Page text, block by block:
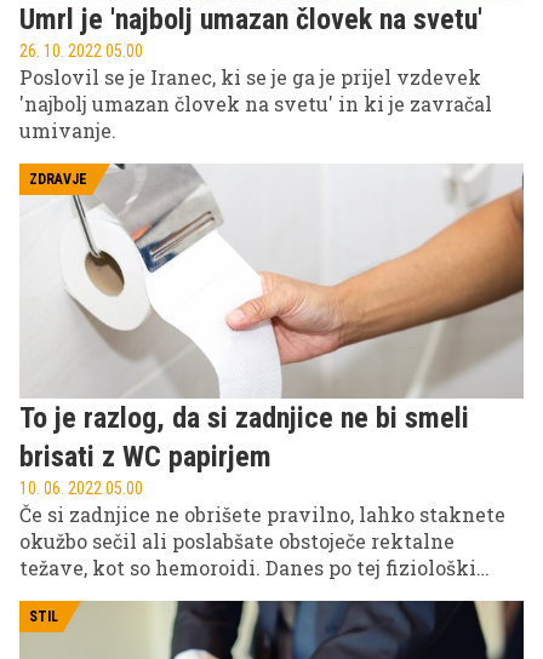
Umrl je 'najbolj umazan človek na svetu'
26. 10. 2022 05.00
Poslovil se je Iranec, ki se je ga je prijel vzdevek
'najbolj umazan človek na svetu' in ki je zavračal
umivanje.
ZDRAVJE
To je razlog, da si zadnjice ne bi smeli
brisati z WC papirjem
10. 06. 2022 05.00
Če si zadnjice ne obrišete pravilno, lahko staknete
okužbo sečil ali poslabšate obstoječe rektalne
težave, kot so hemoroidi. Danes po tej fiziološki
ni najboljša rešitev.
STIL